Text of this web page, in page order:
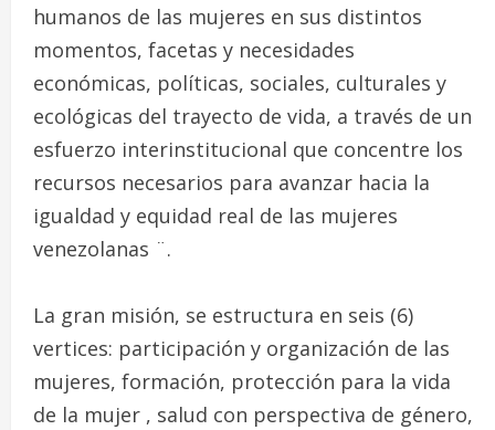
humanos de las mujeres en sus distintos
momentos, facetas y necesidades
económicas, políticas, sociales, culturales y
ecológicas del trayecto de vida, a través de un
esfuerzo interinstitucional que concentre los
recursos necesarios para avanzar hacia la
igualdad y equidad real de las mujeres
venezolanas ¨.
La gran misión, se estructura en seis (6)
vertices: participación y organización de las
mujeres, formación, protección para la vida
de la mujer , salud con perspectiva de género,